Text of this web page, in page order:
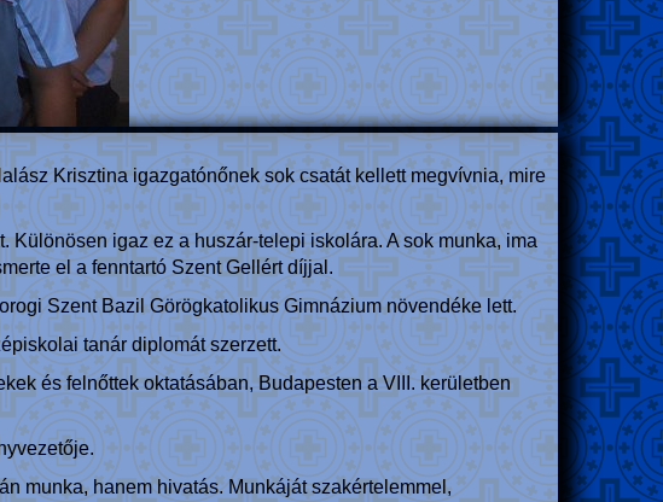
Krisztina igazgatónőnek sok csatát kellett megvívnia, mire
igaz ez a huszár-telepi iskolára. A sok munka, ima
el a fenntartó Szent Gellért díjjal.
Szent Bazil Görögkatolikus Gimnázium növendéke lett.
tanár diplomát szerzett.
és felnőttek oktatásában, Budapesten a VIII. kerületben
munka, hanem hivatás. Munkáját szakértelemmel,